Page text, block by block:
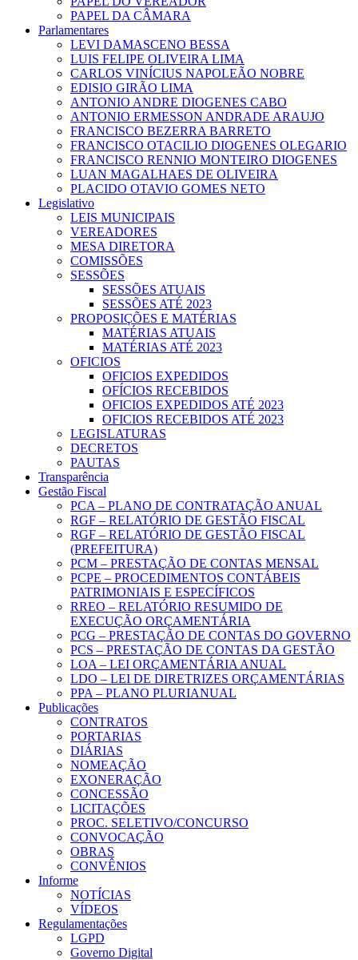
PAPEL DA CÂMARA
Parlamentares
LEVI DAMASCENO BESSA
LUIS FELIPE OLIVEIRA LIMA
CARLOS VINÍCIUS NAPOLEÃO NOBRE
EDISIO GIRÃO LIMA
ANTONIO ANDRE DIOGENES CABO
ANTONIO ERMESSON ANDRADE ARAUJO
FRANCISCO BEZERRA BARRETO
FRANCISCO OTACILIO DIOGENES OLEGARIO
FRANCISCO RENNIO MONTEIRO DIOGENES
LUAN MAGALHAES DE OLIVEIRA
PLACIDO OTAVIO GOMES NETO
Legislativo
LEIS MUNICIPAIS
VEREADORES
MESA DIRETORA
COMISSÕES
SESSÕES
SESSÕES ATUAIS
SESSÕES ATÉ 2023
PROPOSIÇÕES E MATÉRIAS
MATÉRIAS ATUAIS
MATÉRIAS ATÉ 2023
OFICIOS
OFICIOS EXPEDIDOS
OFÍCIOS RECEBIDOS
OFICIOS EXPEDIDOS ATÉ 2023
OFICIOS RECEBIDOS ATÉ 2023
LEGISLATURAS
DECRETOS
PAUTAS
Transparência
Gestão Fiscal
PCA – PLANO DE CONTRATAÇÃO ANUAL
RGF – RELATÓRIO DE GESTÃO FISCAL
RGF – RELATÓRIO DE GESTÃO FISCAL
(PREFEITURA)
PCM – PRESTAÇÃO DE CONTAS MENSAL
PCPE – PROCEDIMENTOS CONTÁBEIS
PATRIMONIAIS E ESPECÍFICOS
RREO – RELATÓRIO RESUMIDO DE
EXECUÇÃO ORÇAMENTÁRIA
PCG – PRESTAÇÃO DE CONTAS DO GOVERNO
PCS – PRESTAÇÃO DE CONTAS DA GESTÃO
LOA – LEI ORÇAMENTÁRIA ANUAL
LDO – LEI DE DIRETRIZES ORÇAMENTÁRIAS
PPA – PLANO PLURIANUAL
Publicações
CONTRATOS
PORTARIAS
DIÁRIAS
NOMEAÇÃO
EXONERAÇÃO
CONCESSÃO
LICITAÇÕES
PROC. SELETIVO/CONCURSO
CONVOCAÇÃO
OBRAS
CONVÊNIOS
Informe
NOTÍCIAS
VÍDEOS
Regulamentações
LGPD
Governo Digital